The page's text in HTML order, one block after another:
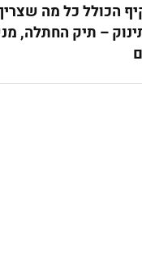
הכולל כל מה
– תיק החתלה,